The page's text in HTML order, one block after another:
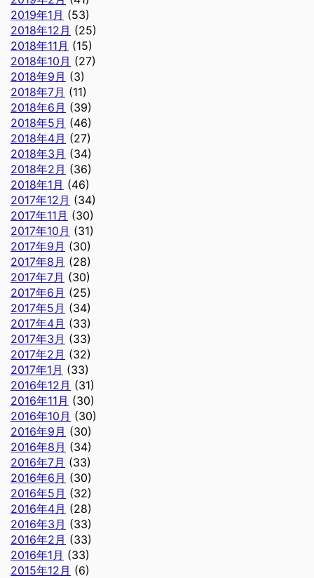
2019年1月 (53)
2018年12月 (25)
2018年11月 (15)
2018年10月 (27)
2018年9月 (3)
2018年7月 (11)
2018年6月 (39)
2018年5月 (46)
2018年4月 (27)
2018年3月 (34)
2018年2月 (36)
2018年1月 (46)
2017年12月 (34)
2017年11月 (30)
2017年10月 (31)
2017年9月 (30)
2017年8月 (28)
2017年7月 (30)
2017年6月 (25)
2017年5月 (34)
2017年4月 (33)
2017年3月 (33)
2017年2月 (32)
2017年1月 (33)
2016年12月 (31)
2016年11月 (30)
2016年10月 (30)
2016年9月 (30)
2016年8月 (34)
2016年7月 (33)
2016年6月 (30)
2016年5月 (32)
2016年4月 (28)
2016年3月 (33)
2016年2月 (33)
2016年1月 (33)
2015年12月 (6)